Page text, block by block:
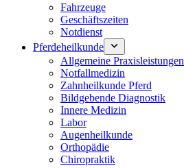
Fahrzeuge
Geschäftszeiten
Notdienst
Pferdeheilkunde
Allgemeine Praxisleistungen
Notfallmedizin
Zahnheilkunde Pferd
Bildgebende Diagnostik
Innere Medizin
Labor
Augenheilkunde
Orthopädie
Chiropraktik